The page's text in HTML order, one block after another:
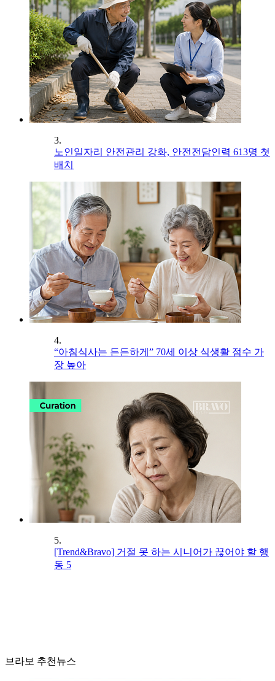
3.
노인일자리 안전관리 강화, 안전전담인력 613명 첫
배치
4.
“아침식사는 든든하게” 70세 이상 식생활 점수 가
장 높아
5.
[Trend&Bravo] 거절 못 하는 시니어가 끊어야 할 행
동 5
브라보 추천뉴스